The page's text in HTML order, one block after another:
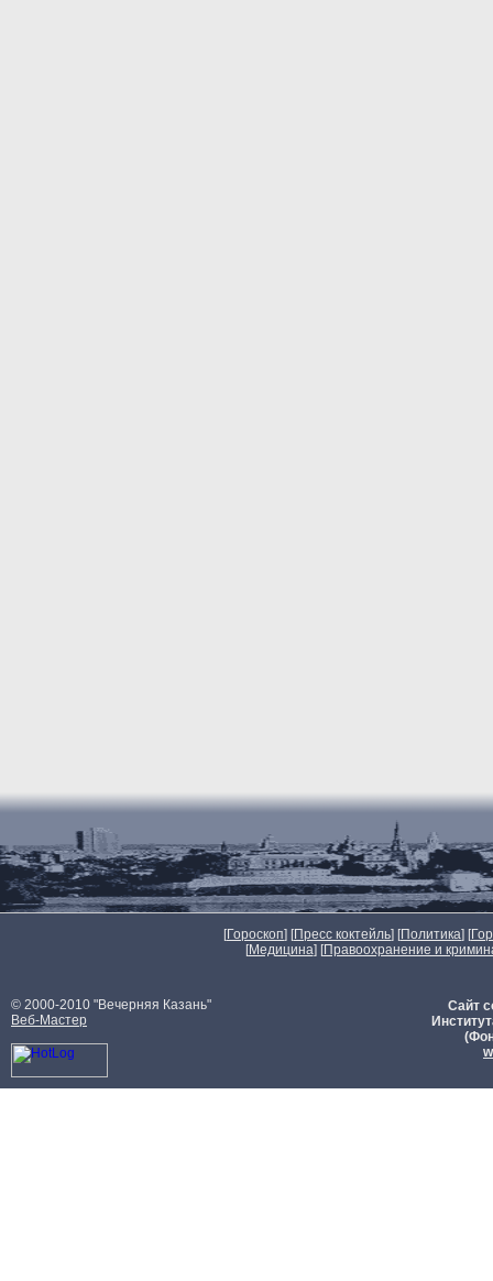
[Гороскоп] [Пресс коктейль] [Политика] [
[Медицина] [Правоохранение и
© 2000-2010 "Вечерняя Казань"
Веб-Мастер
Сайт